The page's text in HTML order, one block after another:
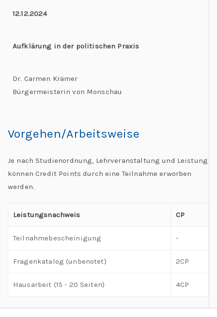
12.12.2024
Aufklärung in der politischen Praxis
Dr. Carmen Krämer
Bürgermeisterin von Monschau
Vorgehen/Arbeitsweise
Je nach Studienordnung, Lehrveranstaltung und Leistung
können Credit Points durch eine Teilnahme erworben
werden.
Leistungsnachweis CP
Teilnahmebescheinigung -
Fragenkatalog (unbenotet) 2CP
Hausarbeit (15 - 20 Seiten) 4CP